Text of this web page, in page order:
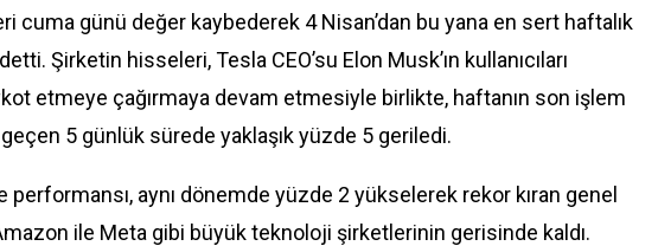
cuma günü değer kaybederek 4 Nisan’dan bu yana en sert haftalık
Şirketin hisseleri, Tesla CEO’su Elon Musk’ın kullanıcıları
etmeye çağırmaya devam etmesiyle birlikte, haftanın son işlem
5 günlük sürede yaklaşık yüzde 5 geriledi.
performansı, aynı dönemde yüzde 2 yükselerek rekor kıran genel
ile Meta gibi büyük teknoloji şirketlerinin gerisinde kaldı.